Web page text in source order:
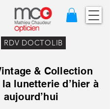
RDV DOCTOLIB
& Collection
la lunetterie d’hier à
aujourd’hui